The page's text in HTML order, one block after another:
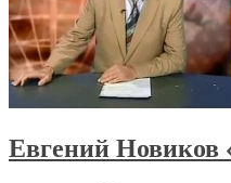
Евгений Новиков